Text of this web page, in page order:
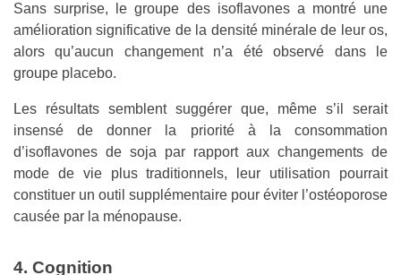
Sans surprise, le groupe des isoflavones a montré une
amélioration significative de la densité minérale de leur os,
alors qu’aucun changement n’a été observé dans le
groupe placebo.
Les résultats semblent suggérer que, même s’il serait
insensé de donner la priorité à la consommation
d’isoflavones de soja par rapport aux changements de
mode de vie plus traditionnels, leur utilisation pourrait
constituer un outil supplémentaire pour éviter l’ostéoporose
causée par la ménopause.
4. Cognition